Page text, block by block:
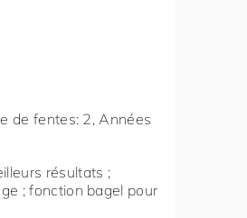
de fentes: 2, Années
résultats ;
; fonction bagel pour